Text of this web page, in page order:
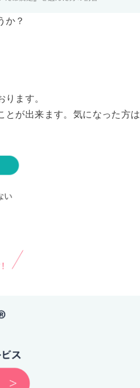
か？
ます。
とが出来ます。気になった方は